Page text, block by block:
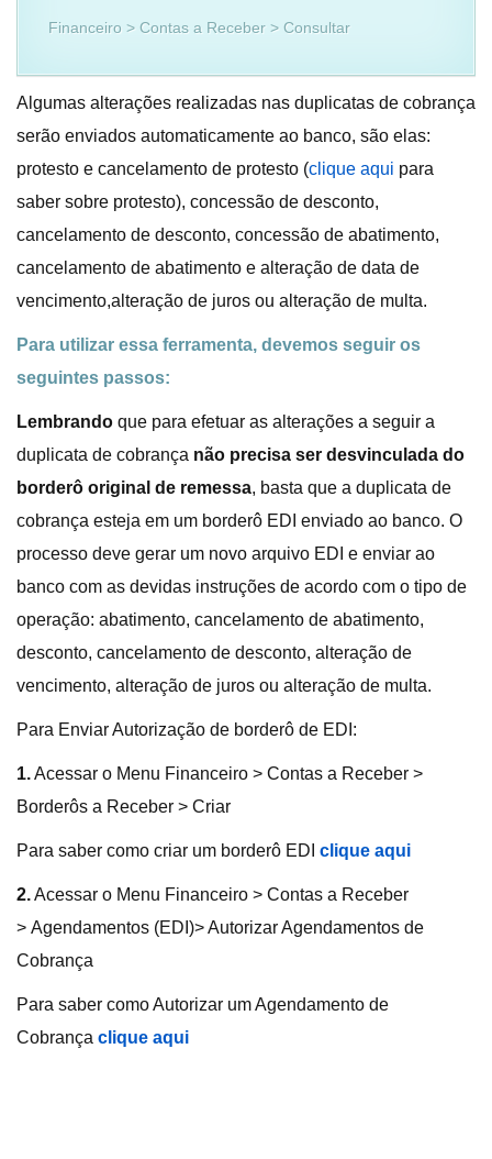
Financeiro > Contas a Receber > Consultar
Algumas alterações realizadas nas duplicatas de cobrança
serão enviados automaticamente ao banco, são elas:
protesto e cancelamento de protesto (clique aqui para
saber sobre protesto), concessão de desconto,
cancelamento de desconto, concessão de abatimento,
cancelamento de abatimento e alteração de data de
vencimento,alteração de juros ou alteração de multa.
Para utilizar essa ferramenta, devemos seguir os
seguintes passos:
Lembrando que para efetuar as alterações a seguir a
duplicata de cobrança não precisa ser desvinculada do
borderô original de remessa, basta que a duplicata de
cobrança esteja em um borderô EDI enviado ao banco. O
processo deve gerar um novo arquivo EDI e enviar ao
banco com as devidas instruções de acordo com o tipo de
operação: abatimento, cancelamento de abatimento,
desconto, cancelamento de desconto, alteração de
vencimento, alteração de juros ou alteração de multa.
Para Enviar Autorização de borderô de EDI:
1.Acessar o Menu Financeiro > Contas a Receber >
Borderôs a Receber > Criar
Para saber como criar um borderô EDI clique aqui
2.Acessar o Menu Financeiro > Contas a Receber
> Agendamentos (EDI)> Autorizar Agendamentos de
Cobrança
Para saber como Autorizar um Agendamento de
Cobrança clique aqui